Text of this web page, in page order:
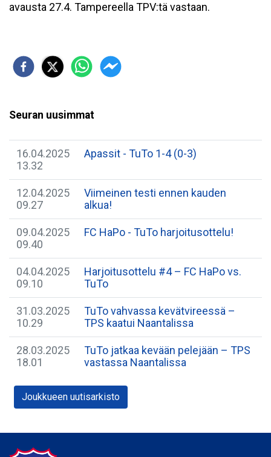
avausta 27.4. Tampereella TPV:tä vastaan.
Seuran uusimmat
16.04.2025
13.32
Apassit - TuTo 1-4 (0-3)
12.04.2025
09.27
Viimeinen testi ennen kauden
alkua!
09.04.2025
09.40
FC HaPo - TuTo harjoitusottelu!
04.04.2025
09.10
​Harjoitusottelu #4 – FC HaPo vs.
TuTo
31.03.2025
10.29
TuTo vahvassa kevätvireessä –
TPS kaatui Naantalissa
28.03.2025
18.01
TuTo jatkaa kevään pelejään – TPS
vastassa Naantalissa
Joukkueen uutisarkisto